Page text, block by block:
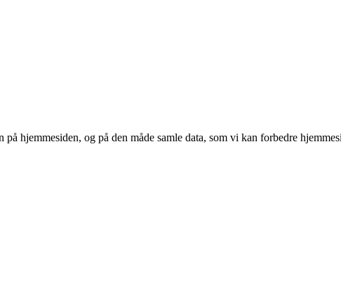
hjemmesiden, og på den måde samle data, som vi kan forbedre